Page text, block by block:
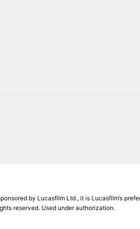
by Lucasfilm Ltd., it is Lucasfilm’s
reserved. Used under authorization.